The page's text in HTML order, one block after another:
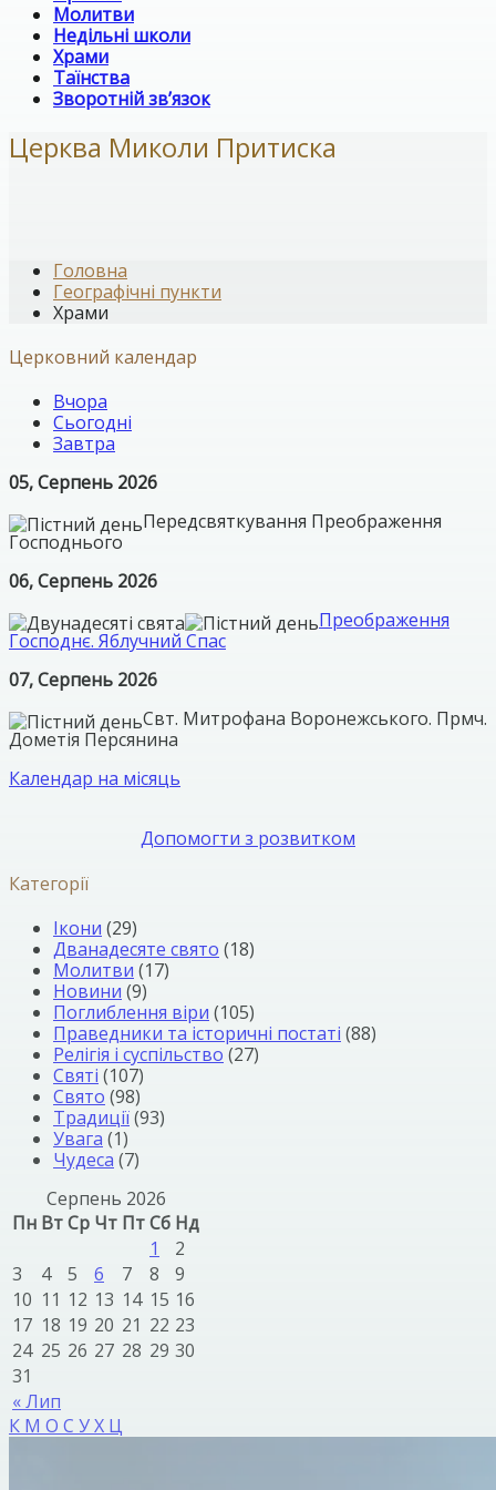
Молитви
Недільні школи
Храми
Таїнства
Зворотній зв’язок
Церква Миколи Притиска
Головна
Географічні пункти
Храми
Церковний календар
Вчора
Сьогодні
Завтра
05, Серпень 2026
Передсвяткування Преображення
Господнього
06, Серпень 2026
Преображення
Господнє. Яблучний Спас
07, Серпень 2026
Свт. Митрофана Воронежського. Прмч.
Дометія Персянина
Календар на місяць
Допомогти з розвитком
Категорії
Ікони (29)
Дванадесяте свято (18)
Молитви (17)
Новини (9)
Поглиблення віри (105)
Праведники та історичні постаті (88)
Релігія і суспільство (27)
Святі (107)
Свято (98)
Традиції(93)
Увага (1)
Чудеса (7)
Серпень 2026
Пн ВтСр Чт ПтСб Нд
« Лип
1
2
3
4 5 6 7 8
9
10 11 12 13 14 15 16
17 18 19 20 21 22 23
24 25 26 27 28 29 30
31
К М О С УХ Ц